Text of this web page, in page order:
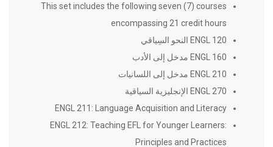
This set includes the following seven (7) courses
encompassing 21 credit hours
ENGL 120 النحو السِياقي
ENGL 160 مدخل إلى الأدب
ENGL 210 مدخل إلى اللسانيات
ENGL 270 الإنجليزية السياقية
ENGL 211: Language Acquisition and Literacy
ENGL 212: Teaching EFL for Younger Learners:
Principles and Practices